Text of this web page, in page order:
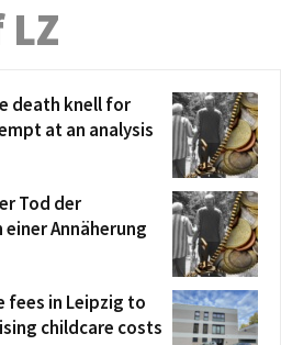
death knell for
at an analysis
Tod der
Annäherung
fees in Leipzig to
childcare costs